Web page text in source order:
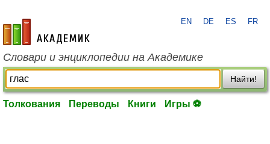
academic.ru
EN DE ES FR
Словари и энциклопедии на Академике
Найти!
Толкования Переводы Книги Игры ⚽